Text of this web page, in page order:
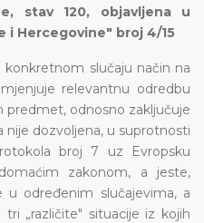
stav 120, objavljena u
i Hercegovine" broj 4/15
konkretnom slučaju način na
relevantnu odredbu
predmet, odnosno zaključuje
nije dozvoljena, u suprotnosti
broj 7 uz Evropsku
zakonom, a jeste,
u određenim slučajevima, a
„različite" situacije iz kojih